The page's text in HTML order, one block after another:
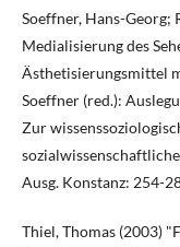
Soeffner, Hans-Georg;
Medialisierung des
Ästhetisierungsmittel
Soeffner (red.):
Zur
Ausg. Konstanz: 254-
Thiel, Thomas (2003)